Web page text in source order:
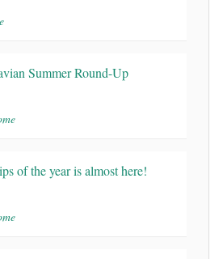
Summer Round-Up
of the year is almost here!